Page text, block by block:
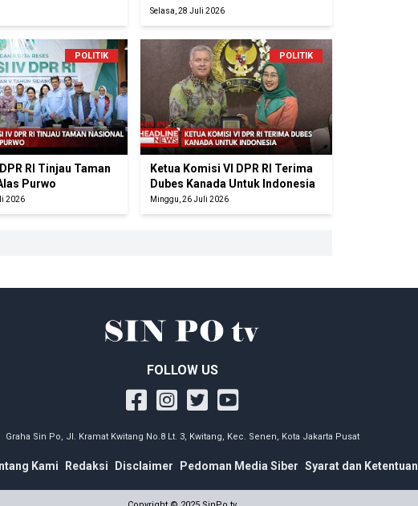
Selasa, 28 Juli 2026
POLITIK
RI Tinjau Taman
Purwo
2026
POLITIK
Ketua Komisi VI DPR RI Terima
Dubes Kanada Untuk Indonesia
Minggu, 26 Juli 2026
FOLLOW US
Graha Sin Po, Jl. Kramat Kwitang No.8 Lt. 3, Kwitang, Kec. Senen, Kota Jakarta Pusat
Kami Redaksi Disclaimer Pedoman Media Siber Syarat dan Ketentuan